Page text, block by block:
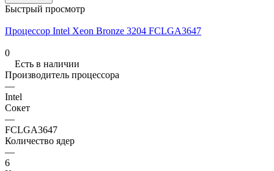
Быстрый просмотр
Процессор Intel Xeon Bronze 3204 FCLGA3647
0
Есть в наличии
Производитель процессора
—
Intel
Сокет
—
FCLGA3647
Количество ядер
—
6